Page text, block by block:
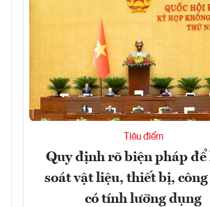
Tiêu điểm
Quy định rõ biện pháp để
soát vật liệu, thiết bị, công
có tính lưỡng dụng